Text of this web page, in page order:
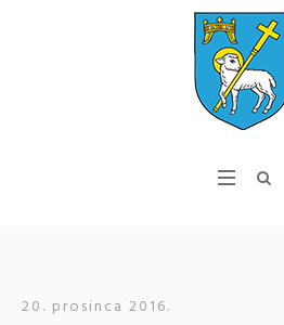
20. prosinca 2016.